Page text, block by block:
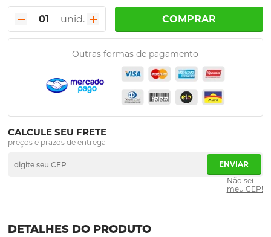
unid. COMPRAR
Outras formas de pagamento
CALCULE SEU FRETE
preços e prazos de entrega
ENVIAR
Não sei
meu CEP!
DETALHES DO PRODUTO